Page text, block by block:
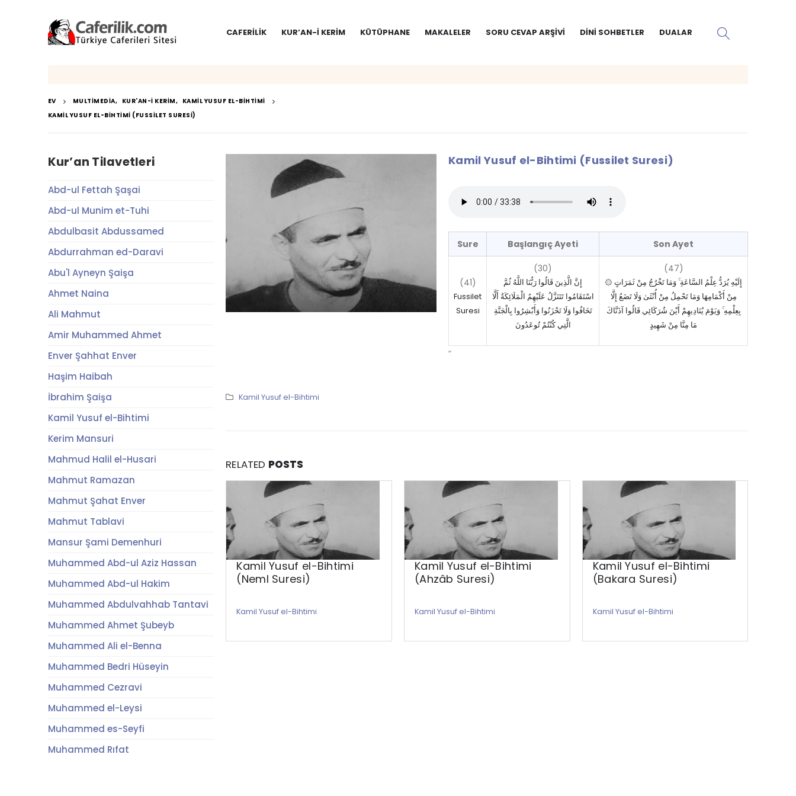
CAFERILIK KUR’AN-I KERIM KÜTÜPHANE MAKALELER SORU CEVAP ARŞIVI DINI SOHBETLER DUALAR
EV MULTIMEDIA, KUR'AN-I KERIM, KAMIL YUSUF EL-BIHTIMI
KAMIL YUSUF EL-BIHTIMI (FUSSILET SURESI)
Kamil Yusuf el-Bihtimi (Fussilet Suresi)
Sure Başlangıç Ayeti Son Ayet
(41)
Fussilet
Suresi
(30)
إِنَّ الَّذِينَ قَالُوا رَبُّنَا اللَّهُ ثُمَّ
اسْتَقَامُوا تَتَنَزَّلُ عَلَيْهِمُ الْمَلَائِكَةُ أَلَّا
تَخَافُوا وَلَا تَحْزَنُوا وَأَبْشِرُوا بِالْجَنَّةِ
الَّتِي كُنْتُمْ تُوعَدُونَ
(47)
۞ إِلَيْهِ يُرَدُّ عِلْمُ السَّاعَةِ ۚ وَمَا تَخْرُجُ مِنْ ثَمَرَاتٍ
مِنْ أَكْمَامِهَا وَمَا تَحْمِلُ مِنْ أُنْثَىٰ وَلَا تَضَعُ إِلَّا
بِعِلْمِهِ ۚ وَيَوْمَ يُنَادِيهِمْ أَيْنَ شُرَكَائِي قَالُوا آذَنَّاكَ
مَا مِنَّا مِنْ شَهِيدٍ
“
Kamil Yusuf el-Bihtimi
RELATED POSTS
Kamil Yusuf el-Bihtimi
(Neml Suresi)
Kamil Yusuf el-Bihtimi
Kamil Yusuf el-Bihtimi
(Ahzâb Suresi)
Kamil Yusuf el-Bihtimi
Kamil Yusuf el-Bihtimi
(Bakara Suresi)
Kamil Yusuf el-Bihtimi
Kur’an Tilavetleri
Abd-ul Fettah Şaşai
Abd-ul Munim et-Tuhi
Abdulbasit Abdussamed
Abdurrahman ed-Daravi
Abu'l Ayneyn Şaişa
Ahmet Naina
Ali Mahmut
Amir Muhammed Ahmet
Enver Şahhat Enver
Haşim Haibah
İbrahim Şaişa
Kamil Yusuf el-Bihtimi
Kerim Mansuri
Mahmud Halil el-Husari
Mahmut Ramazan
Mahmut Şahat Enver
Mahmut Tablavi
Mansur Şami Demenhuri
Muhammed Abd-ul Aziz Hassan
Muhammed Abd-ul Hakim
Muhammed Abdulvahhab Tantavi
Muhammed Ahmet Şubeyb
Muhammed Ali el-Benna
Muhammed Bedri Hüseyin
Muhammed Cezravi
Muhammed el-Leysi
Muhammed es-Seyfi
Muhammed Rıfat